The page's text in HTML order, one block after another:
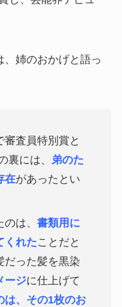
、姉のおかげと語っ
審査員特別賞と
裏には、 弟のた
在があったとい
は、 書類用に
くれたことだと
った髪を黒染
ージに仕上げて
は、その1枚のお